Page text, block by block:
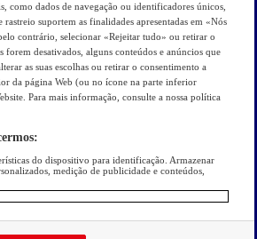
como dados de navegação ou identificadores únicos,
suportem as finalidades apresentadas em «Nós
contrário, selecionar «Rejeitar tudo» ou retirar o
forem desativados, alguns conteúdos e anúncios que
as suas escolhas ou retirar o consentimento a
da página Web (ou no ícone na parte inferior
Para mais informação, consulte a nossa política
do dispositivo para identificação. Armazenar
medição de publicidade e conteúdos,